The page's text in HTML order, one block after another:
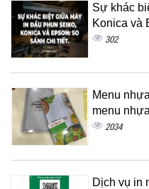
Sự khác
Konica và
302
Menu
menu
2034
Dịch vụ in